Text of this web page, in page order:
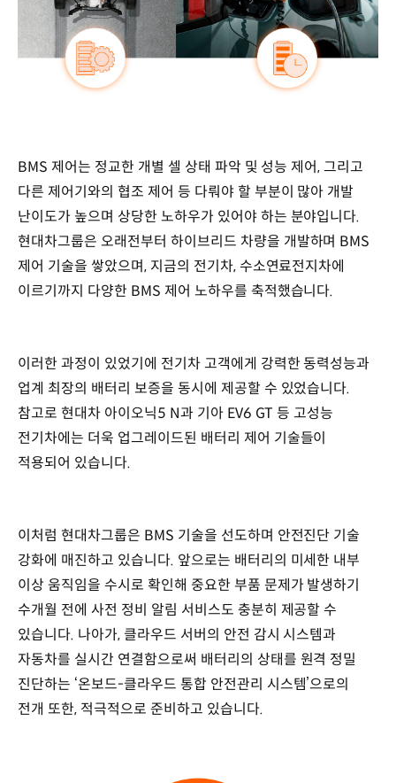
BMS 제어는 정교한 개별 셀 상태 파악 및 성능 제어, 그리고
다른 제어기와의 협조 제어 등 다뤄야 할 부분이 많아 개발
난이도가 높으며 상당한 노하우가 있어야 하는 분야입니다.
현대차그룹은 오래전부터 하이브리드 차량을 개발하며 BMS
제어 기술을 쌓았으며, 지금의 전기차, 수소연료전지차에
이르기까지 다양한 BMS 제어 노하우를 축적했습니다.
이러한 과정이 있었기에 전기차 고객에게 강력한 동력성능과
업계 최장의 배터리 보증을 동시에 제공할 수 있었습니다.
참고로 현대차 아이오닉5 N과 기아 EV6 GT 등 고성능
전기차에는 더욱 업그레이드된 배터리 제어 기술들이
적용되어 있습니다.
이처럼 현대차그룹은 BMS 기술을 선도하며 안전진단 기술
강화에 매진하고 있습니다. 앞으로는 배터리의 미세한 내부
이상 움직임을 수시로 확인해 중요한 부품 문제가 발생하기
수개월 전에 사전 정비 알림 서비스도 충분히 제공할 수
있습니다. 나아가, 클라우드 서버의 안전 감시 시스템과
자동차를 실시간 연결함으로써 배터리의 상태를 원격 정밀
진단하는 ‘온보드-클라우드 통합 안전관리 시스템’으로의
전개 또한, 적극적으로 준비하고 있습니다.